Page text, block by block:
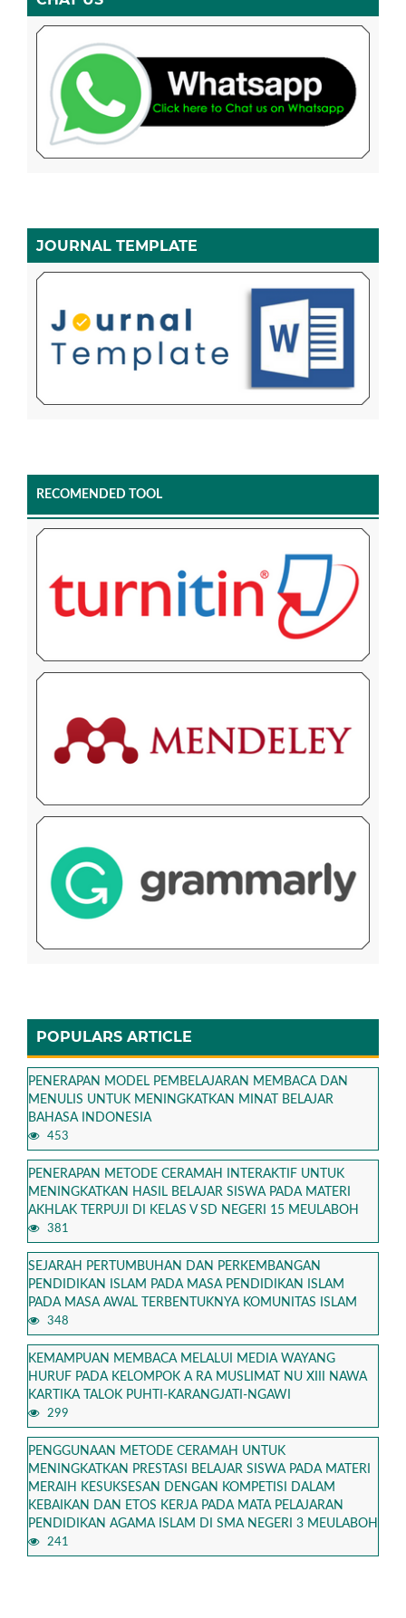
JOURNAL TEMPLATE
RECOMENDED TOOL
POPULARS ARTICLE
PENERAPAN MODEL PEMBELAJARAN MEMBACA DAN
MENULIS UNTUK MENINGKATKAN MINAT BELAJAR
BAHASA INDONESIA
453
PENERAPAN METODE CERAMAH INTERAKTIF UNTUK
MENINGKATKAN HASIL BELAJAR SISWA PADA MATERI
AKHLAK TERPUJI DI KELAS V SD NEGERI 15 MEULABOH
381
SEJARAH PERTUMBUHAN DAN PERKEMBANGAN
PENDIDIKAN ISLAM PADA MASA PENDIDIKAN ISLAM
PADA MASA AWAL TERBENTUKNYA KOMUNITAS ISLAM
348
KEMAMPUAN MEMBACA MELALUI MEDIA WAYANG
HURUF PADA KELOMPOK A RA MUSLIMAT NU XIII NAWA
KARTIKA TALOK PUHTI-KARANGJATI-NGAWI
299
PENGGUNAAN METODE CERAMAH UNTUK
MENINGKATKAN PRESTASI BELAJAR SISWA PADA MATERI
MERAIH KESUKSESAN DENGAN KOMPETISI DALAM
KEBAIKAN DAN ETOS KERJA PADA MATA PELAJARAN
PENDIDIKAN AGAMA ISLAM DI SMA NEGERI 3 MEULABOH
241